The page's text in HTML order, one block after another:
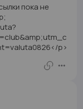
пока не
p>